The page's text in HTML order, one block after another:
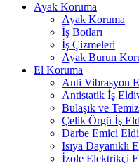
Ayak Koruma
Ayak Koruma
İş Botları
İş Çizmeleri
Ayak Burun
El Koruma
Anti Vibrasyon
Antistatik İş
Bulaşık ve
Çelik Örgü İş
Darbe Emici
Isıya Dayanıklı
İzole Elektrikçi